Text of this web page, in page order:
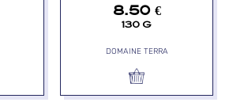
8.50 €
130 G
DOMAINE TERRA